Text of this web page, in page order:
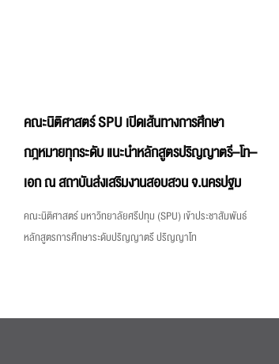
คณะนิติศาสตร์ SPU เปิดเส้นทางการศึกษา
กฎหมายทุกระดับ แนะนำหลักสูตรปริญญาตรี–โท–
เอก ณ สถาบันส่งเสริมงานสอบสวน จ.นครปฐม
คณะนิติศาสตร์ มหาวิทยาลัยศรีปทุม (SPU) เข้าประชาสัมพันธ์
หลักสูตรการศึกษาระดับปริญญาตรี ปริญญาโท